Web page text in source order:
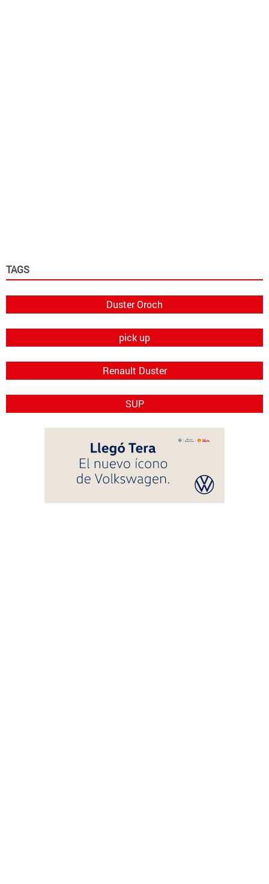
TAGS
Duster Oroch
pick up
Renault Duster
SUP